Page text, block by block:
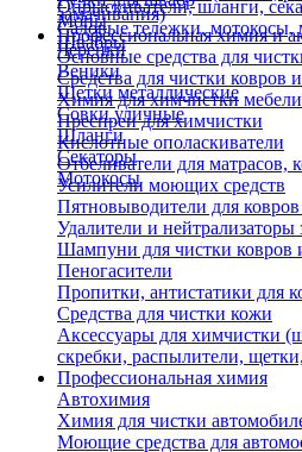
Мопы
Швабры
Опрыскиватели, шланги,
Садовые тележки, мотокосы,
Черенки
Веники
Щетки металлические
Совки уличные
Шланги
Секаторы
Мотокосы
замачивания)
Профессиональная химия и
Основные средства для
Средства для чистки ковров
Химия для химчистки мебели
Преспреи для химчистки
Кислотные ополаскиватели
Отбеливатели для матрасов,
Усилители моющих средств
Пятновыводители для
Удалители и нейтрализаторы
Шампуни для чистки ковров
Пеногасители
Пропитки, антистатики для
Средства для чистки кожи
Аксессуары для химчистки
скребки, распылители,
Профессиональная химия
Автохимия
Химия для чистки
Моющие средства для